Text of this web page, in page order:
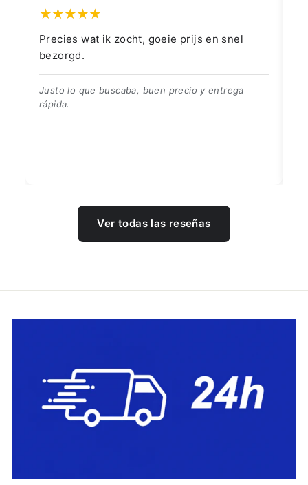
👍👍👍👌
👍👍👍👌
Ver todas las reseñas